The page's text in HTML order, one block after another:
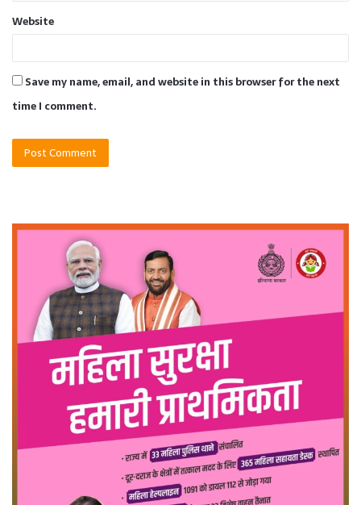
Website
Save my name, email, and website in this browser for the next
time I comment.